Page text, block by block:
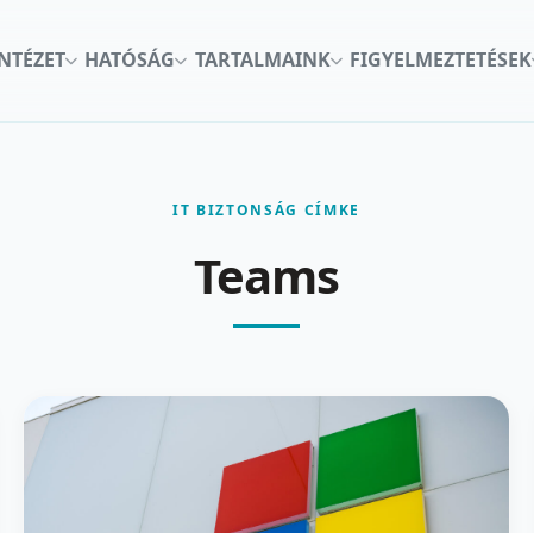
HATÓSÁG TARTALMAINK FIGYELMEZTETÉSEK
IT BIZTONSÁG CÍMKE
Teams